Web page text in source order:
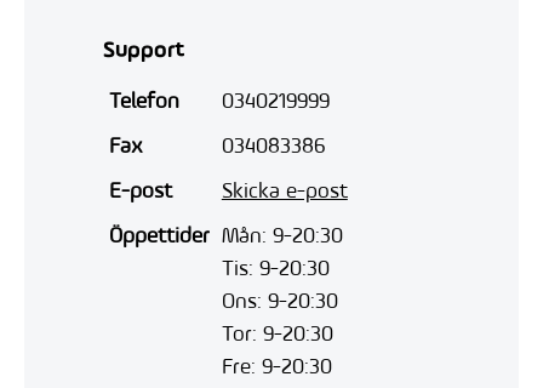
Support
Telefon
0340219999
Fax
034083386
E-post
Skicka e-post
Öppettider Mån: 9-20:30
Tis: 9-20:30
Ons: 9-20:30
Tor: 9-20:30
Fre: 9-20:30